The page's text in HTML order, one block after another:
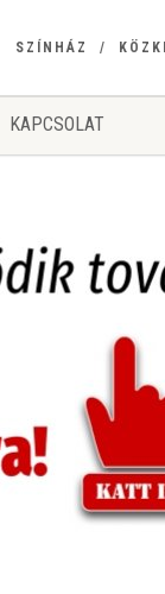
SZÍNHÁZ
KAPCSOLAT